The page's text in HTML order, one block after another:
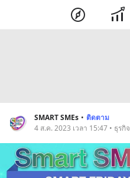
SMART SMEs • ติดตาม
4 ส.ค. 2023 เวลา 15:47 • ธุรกิจ